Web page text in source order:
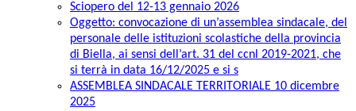
Sciopero del 12-13 gennaio 2026
Oggetto: convocazione di un’assemblea sindacale, del
personale delle istituzioni scolastiche della provincia
di Biella, ai sensi dell’art. 31 del ccnl 2019-2021, che
si terrà in data 16/12/2025 e si s
ASSEMBLEA SINDACALE TERRITORIALE 10 dicembre
2025